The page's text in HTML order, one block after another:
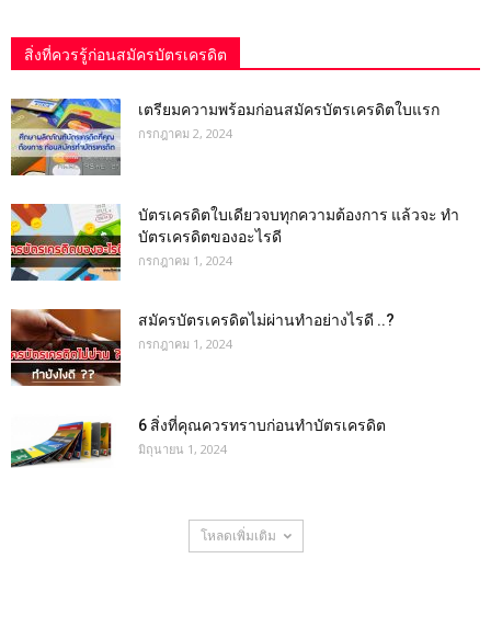
สิ่งที่ควรรู้ก่อนสมัครบัตรเครดิต
เตรียมความพร้อมก่อนสมัครบัตรเครดิตใบแรก
กรกฎาคม 2, 2024
บัตรเครดิตใบเดียวจบทุกความต้องการ แล้วจะ ทำ
บัตรเครดิตของอะไรดี
กรกฎาคม 1, 2024
สมัครบัตรเครดิตไม่ผ่านทำอย่างไรดี ..?
กรกฎาคม 1, 2024
6 สิ่งที่คุณควรทราบก่อนทำบัตรเครดิต
มิถุนายน 1, 2024
โหลดเพิ่มเติม